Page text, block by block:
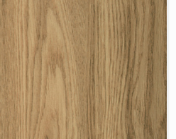
Серый
Бежевый
Дуб светлый
Коричневый
Страна
Австрия